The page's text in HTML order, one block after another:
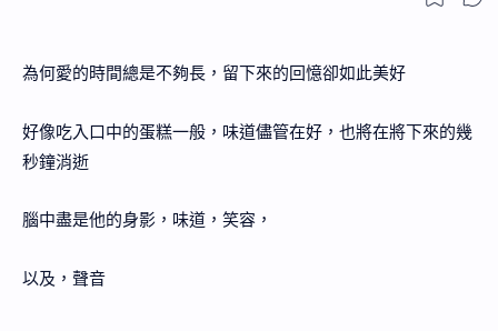
為何愛的時間總是不夠長，留下來的回憶卻如此美好
好像吃入口中的蛋糕一般，味道儘管在好，也將在將下來的幾
秒鐘消逝
腦中盡是他的身影，味道，笑容，
以及，聲音